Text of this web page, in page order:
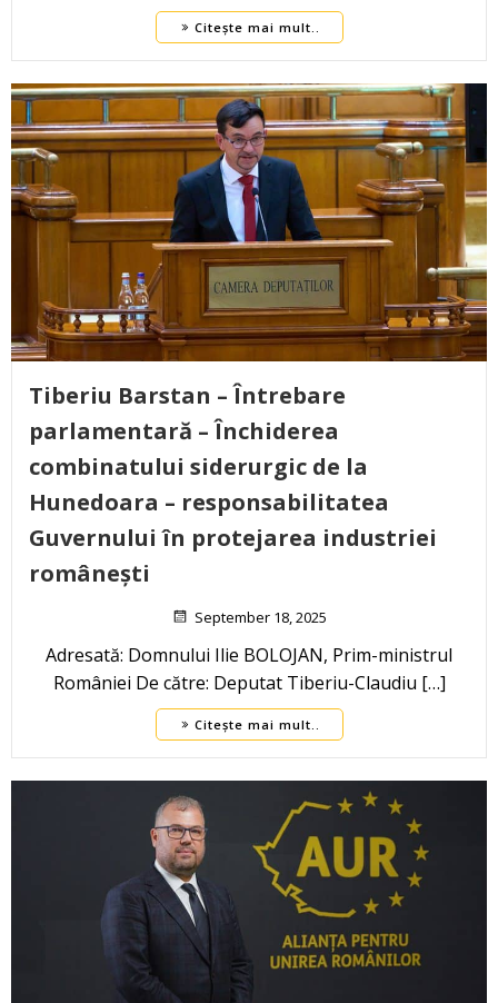
Citește mai mult..
Tiberiu Barstan – Întrebare
parlamentară – Închiderea
combinatului siderurgic de la
Hunedoara – responsabilitatea
Guvernului în protejarea industriei
românești
September 18, 2025
Adresată: Domnului Ilie BOLOJAN, Prim-ministrul
României De către: Deputat Tiberiu-Claudiu […]
Citește mai mult..